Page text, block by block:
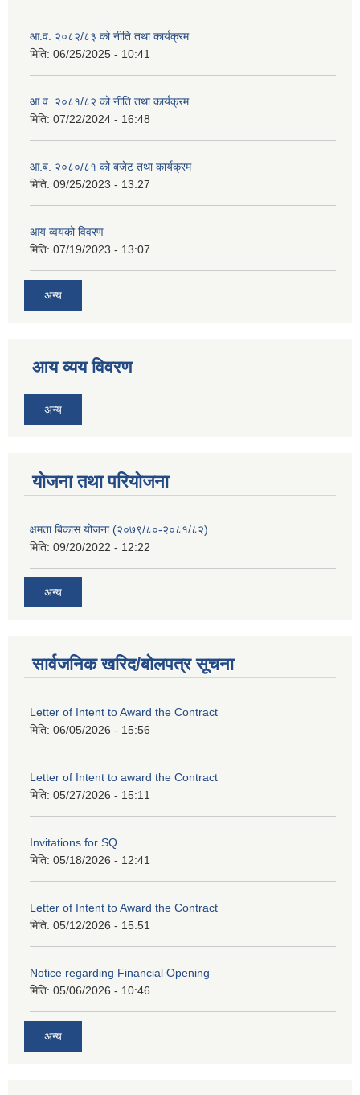
आ.व. २०८२/८३ को नीति तथा कार्यक्रम
मिति: 06/25/2025 - 10:41
आ.व. २०८१/८२ को नीति तथा कार्यक्रम
मिति: 07/22/2024 - 16:48
आ.ब. २०८०/८१ को बजेट तथा कार्यक्रम
मिति: 09/25/2023 - 13:27
आय व्वयको विवरण
मिति: 07/19/2023 - 13:07
अन्य
आय व्यय विवरण
अन्य
याेजना तथा परियाेजना
क्षमता बिकास योजना (२०७९/८०-२०८१/८२)
मिति: 09/20/2022 - 12:22
अन्य
सार्वजनिक खरिद/बोलपत्र सूचना
Letter of Intent to Award the Contract
मिति: 06/05/2026 - 15:56
Letter of Intent to award the Contract
मिति: 05/27/2026 - 15:11
Invitations for SQ
मिति: 05/18/2026 - 12:41
Letter of Intent to Award the Contract
मिति: 05/12/2026 - 15:51
Notice regarding Financial Opening
मिति: 05/06/2026 - 10:46
अन्य